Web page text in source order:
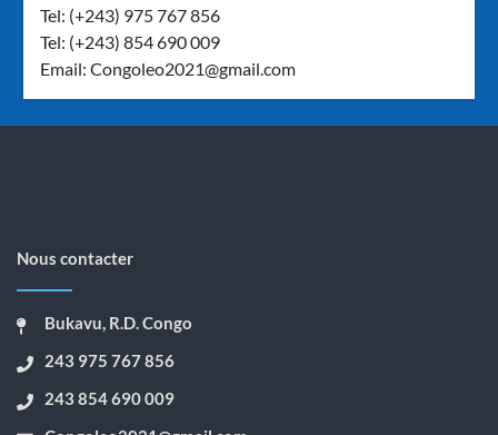
Tel: (+243) 975 767 856
Tel: (+243) 854 690 009
Email:Congoleo2021@gmail.com
Nous contacter
Bukavu, R.D. Congo
243 975 767 856
243 854 690 009